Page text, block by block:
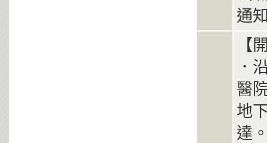
通
【
．
醫
地
達